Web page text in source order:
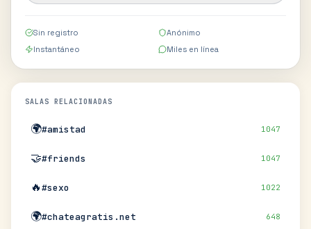
Sin registro
Anónimo
Instantáneo
Miles en línea
SALAS RELACIONADAS
🌍#amistad 1047
🤝#friends 1047
🔥#sexo 1022
🌍#chateagratis.net 648